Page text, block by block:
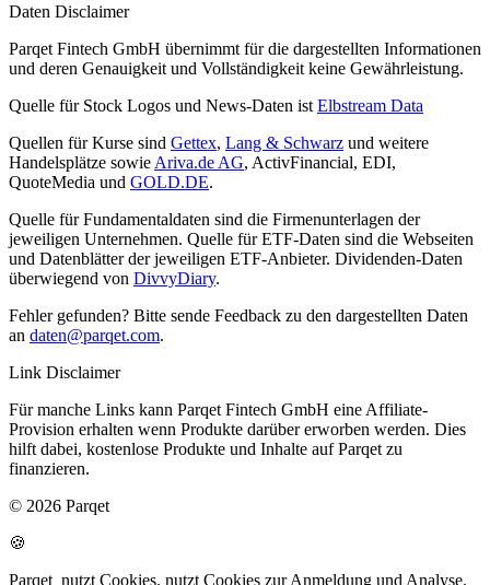
Daten Disclaimer
Parqet Fintech GmbH übernimmt für die dargestellten Informationen
und deren Genauigkeit und Vollständigkeit keine Gewährleistung.
Quelle für Stock Logos und News-Daten ist Elbstream Data
Quellen für Kurse sind Gettex, Lang & Schwarz und weitere
Handelsplätze sowie Ariva.de AG, ActivFinancial, EDI,
QuoteMedia und GOLD.DE.
Quelle für Fundamentaldaten sind die Firmenunterlagen der
jeweiligen Unternehmen. Quelle für ETF-Daten sind die Webseiten
und Datenblätter der jeweiligen ETF-Anbieter. Dividenden-Daten
überwiegend von DivvyDiary.
Fehler gefunden? Bitte sende Feedback zu den dargestellten Daten
an daten@parqet.com.
Link Disclaimer
Für manche Links kann Parqet Fintech GmbH eine Affiliate-
Provision erhalten wenn Produkte darüber erworben werden. Dies
hilft dabei, kostenlose Produkte und Inhalte auf Parqet zu
finanzieren.
© 2026 Parqet
🍪
Parqet nutzt Cookies. nutzt Cookies zur Anmeldung und Analyse.